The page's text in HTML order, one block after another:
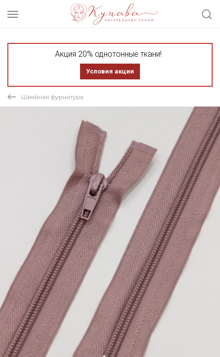
Акция 20% однотонные ткани!
Условия акции
Швейная фурнитура